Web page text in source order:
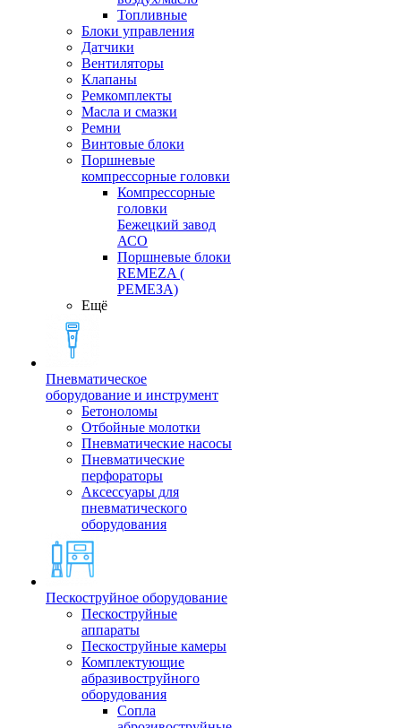
Топливные
Блоки управления
Датчики
Вентиляторы
Клапаны
Ремкомплекты
Масла и смазки
Ремни
Винтовые блоки
Поршневые
компрессорные головки
Компрессорные
головки
Бежецкий завод
АСО
Поршневые блоки
REMEZA (
РЕМЕЗА)
Ещё
Пневматическое
оборудование и инструмент
Бетоноломы
Отбойные молотки
Пневматические насосы
Пневматические
перфораторы
Аксессуары для
пневматического
оборудования
Пескоструйное оборудование
Пескоструйные
аппараты
Пескоструйные камеры
Комплектующие
абразивоструйного
оборудования
Сопла